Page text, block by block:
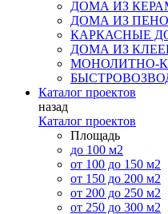
ДОМА ИЗ
ДОМА ИЗ
КАРКАСНЫЕ
ДОМА ИЗ
МОНОЛИТНО-
Каталог проектов
назад
Каталог проектов
Площадь
до 100 м2
от 100 до 150 м2
от 150 до 200 м2
от 200 до 250 м2
от 250 до 300 м2